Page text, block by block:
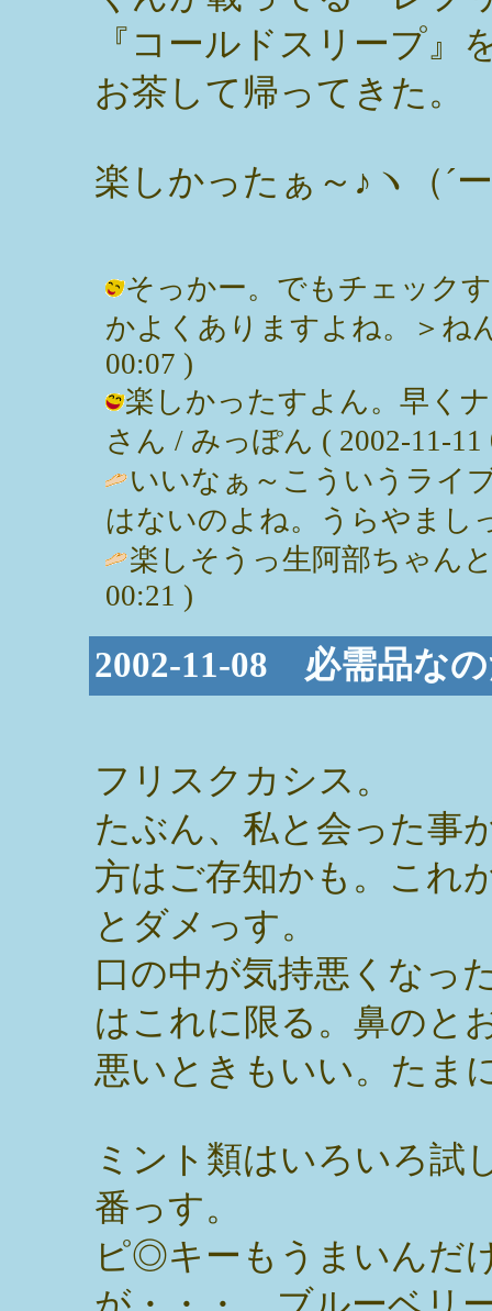
『コールドスリープ』
お茶して帰ってきた。
楽しかったぁ～♪ヽ（´
そっかー。でもチェック
かよくありますよね。＞ね
00:07 )
楽しかったすよん。早く
さん / みっぽん ( 2002-11-11
いいなぁ～こういうライ
はないのよね。うらやまし
楽しそうっ生阿部ちゃん
00:21 )
2002-11-08 必需品な
フリスクカシス。
たぶん、私と会った事
方はご存知かも。これ
とダメっす。
口の中が気持悪くなっ
はこれに限る。鼻のと
悪いときもいい。たま
ミント類はいろいろ試
番っす。
ピ◎キーもうまいんだ